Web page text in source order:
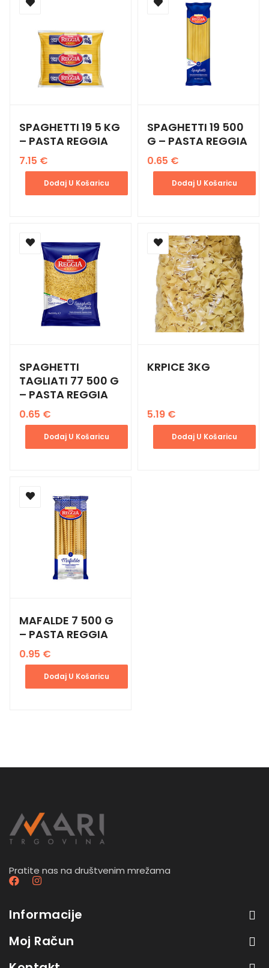
SPAGHETTI 19 5 KG
– PASTA REGGIA
7.15 €
Dodaj U Košaricu
SPAGHETTI 19 500
G – PASTA REGGIA
0.65 €
Dodaj U Košaricu
SPAGHETTI
TAGLIATI 77 500 G
– PASTA REGGIA
0.65 €
Dodaj U Košaricu
KRPICE 3KG
5.19 €
Dodaj U Košaricu
MAFALDE 7 500 G
– PASTA REGGIA
0.95 €
Dodaj U Košaricu
Pratite nas na društvenim mrežama
Informacije
Moj Račun